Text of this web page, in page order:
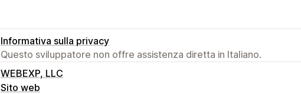
Informativa sulla privacy
Questo sviluppatore non offre assistenza diretta in Italiano.
WEBEXP, LLC
Sito web